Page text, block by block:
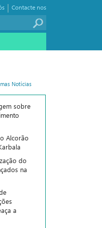
Contacte nos
|
Notícias
sobre
Alcorão
do
na
a